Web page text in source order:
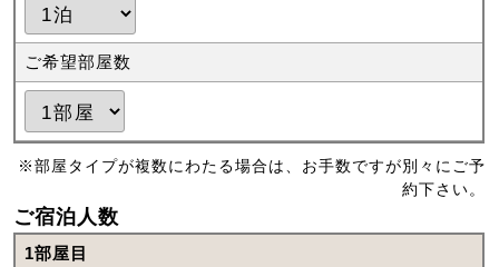
ご希望部屋数
※部屋タイプが複数にわたる場合は、お手数ですが別々にご予
約下さい。
ご宿泊人数
1部屋目